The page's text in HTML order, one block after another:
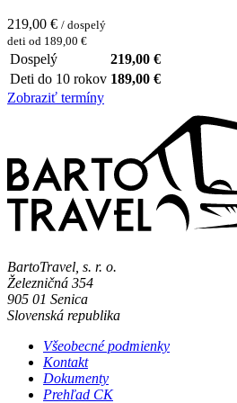
219,00 € / dospelý
deti od 189,00 €
Dospelý
219,00 €
Deti do 10 rokov 189,00 €
Zobraziť termíny
BartoTravel, s. r. o.
Železničná 354
905 01 Senica
Slovenská republika
Všeobecné podmienky
Kontakt
Dokumenty
Prehľad CK